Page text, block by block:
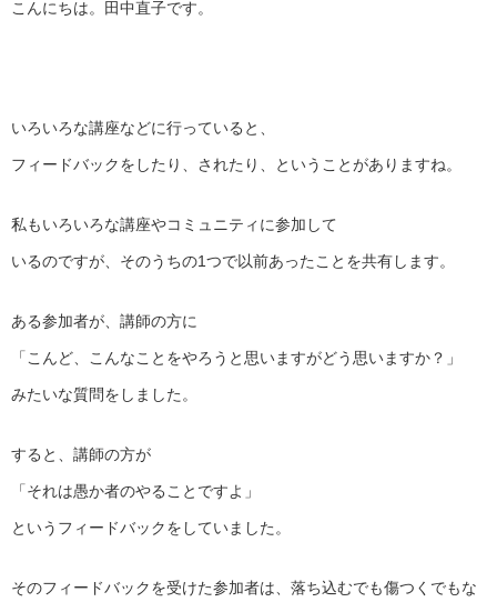
こんにちは。田中直子です。
いろいろな講座などに行っていると、
フィードバックをしたり、されたり、ということがありますね。
私もいろいろな講座やコミュニティに参加して
いるのですが、そのうちの1つで以前あったことを共有します。
ある参加者が、講師の方に
「こんど、こんなことをやろうと思いますがどう思いますか？」
みたいな質問をしました。
すると、講師の方が
「それは愚か者のやることですよ」
というフィードバックをしていました。
そのフィードバックを受けた参加者は、落ち込むでも傷つくでもな